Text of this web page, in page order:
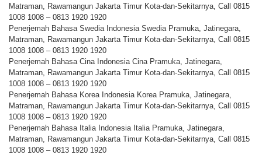
Matraman, Rawamangun Jakarta Timur Kota-dan-Sekitarnya, Call 0815
1008 1008 – 0813 1920 1920
Penerjemah Bahasa Swedia Indonesia Swedia Pramuka, Jatinegara,
Matraman, Rawamangun Jakarta Timur Kota-dan-Sekitarnya, Call 0815
1008 1008 – 0813 1920 1920
Penerjemah Bahasa Cina Indonesia Cina Pramuka, Jatinegara,
Matraman, Rawamangun Jakarta Timur Kota-dan-Sekitarnya, Call 0815
1008 1008 – 0813 1920 1920
Penerjemah Bahasa Korea Indonesia Korea Pramuka, Jatinegara,
Matraman, Rawamangun Jakarta Timur Kota-dan-Sekitarnya, Call 0815
1008 1008 – 0813 1920 1920
Penerjemah Bahasa Italia Indonesia Italia Pramuka, Jatinegara,
Matraman, Rawamangun Jakarta Timur Kota-dan-Sekitarnya, Call 0815
1008 1008 – 0813 1920 1920